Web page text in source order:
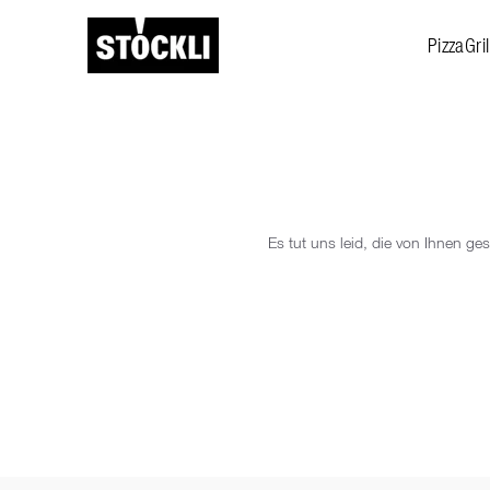
Es tut uns leid, die von Ihnen